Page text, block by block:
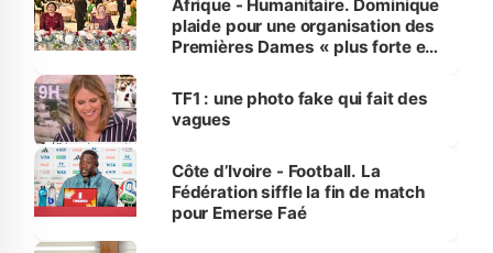
Afrique - Humanitaire. Dominique
plaide pour une organisation des
Premières Dames « plus forte et
sur la scène internationale »
TF1 : une photo fake qui fait des
vagues
Côte d’Ivoire - Football. La
Fédération siffle la fin de match
pour Emerse Faé